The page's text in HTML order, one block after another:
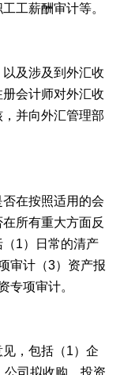
工薪酬审计等。
及涉及到外汇收
会计师对外汇收
并向外汇管理部
在按照适用的会
所有重大方面反
1）日常的清产
审计（3）资产报
专项审计。
，包括（1）企
司拟收购、投资